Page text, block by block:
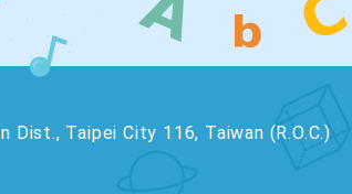
Dist., Taipei City 116, Taiwan (R.O.C.)